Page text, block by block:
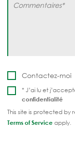
Contactez-moi
* J’ai lu et
confidentialité
This site is protected by
Terms of Serviceapply.